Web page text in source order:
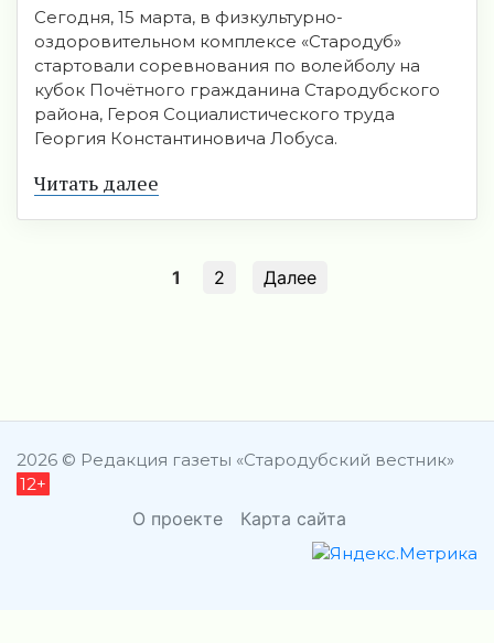
Сегодня, 15 марта, в физкультурно-
оздоровительном комплексе «Стародуб»
стартовали соревнования по волейболу на
кубок Почётного гражданина Стародубского
района, Героя Социалистического труда
Георгия Константиновича Лобуса.
Читать далее
1 2 Далее
2026 © Редакция газеты «Стародубский вестник»
12+
О проекте Карта сайта